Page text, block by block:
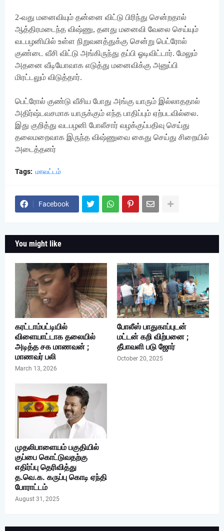
2-வது மனைவியும் தன்னை விட்டு பிரிந்து சென்றதால்
ஆத்திரமடைந்த விஷ்ணு, தனது மனைவி வேலை செய்யும்
வடபழனியில் உள்ள நிறுவனத்துக்கு சென்று பெட்ரோல்
குண்டை வீசி விட்டு அங்கிருந்து தப்பி ஓடிவிட்டார். மேலும்
அதனை வீடியோவாக எடுத்து மனைவிக்கு அனுப்பி
மிரட்டலும் விடுத்தார்.
பெட்ரோல் குண்டு வீசிய போது அங்கு யாரும் இல்லாததால்
அதிர்ஷ்டவசமாக யாருக்கும் எந்த பாதிப்பும் ஏற்படவில்லை.
இது குறித்து வடபழனி போலீசார் வழக்குப்பதிவு செய்து
தலைமறைவாக இருந்த விஷ்ணுவை கைது செய்து சிறையில்
அடைத்தனர்
Tags: மாவட்டம்
Facebook
You might like
கரட்டாம்பட்டியில்
விளையாட்டாக தலையில்
அடித்த சக மாணவன் ;
மாணவர் பலி
March 13, 2026
போலீஸ் பாதுகாப்புடன்
மட்டன் கறி விற்பனை ;
தீபாவளி படு ஜோர்
October 20, 2025
முதலிபாளையம் பகுதியில்
குப்பை கொட்டுவதற்கு
எதிர்ப்பு தெரிவித்து
த.வெ.க. கருப்பு கொடி ஏந்தி
போராட்டம்
August 31, 2025